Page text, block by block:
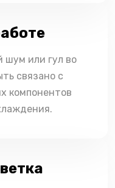
шум или гул во
связано с
компонентов